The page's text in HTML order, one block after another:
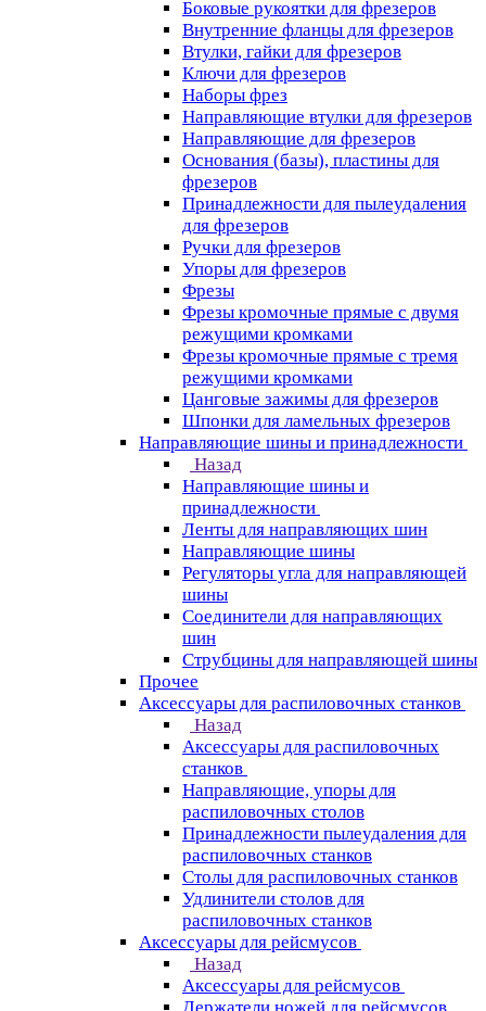
Боковые рукоятки для фрезеров
Внутренние фланцы для фрезеров
Втулки, гайки для фрезеров
Ключи для фрезеров
Наборы фрез
Направляющие втулки для фрезеров
Направляющие для фрезеров
Основания (базы), пластины для
фрезеров
Принадлежности для пылеудаления
для фрезеров
Ручки для фрезеров
Упоры для фрезеров
Фрезы
Фрезы кромочные прямые с двумя
режущими кромками
Фрезы кромочные прямые с тремя
режущими кромками
Цанговые зажимы для фрезеров
Шпонки для ламельных фрезеров
Направляющие шины и принадлежности
Назад
Направляющие шины и
принадлежности
Ленты для направляющих шин
Направляющие шины
Регуляторы угла для направляющей
шины
Соединители для направляющих
шин
Струбцины для направляющей шины
Прочее
Аксессуары для распиловочных станков
Назад
Аксессуары для распиловочных
станков
Направляющие, упоры для
распиловочных столов
Принадлежности пылеудаления для
распиловочных станков
Столы для распиловочных станков
Удлинители столов для
распиловочных станков
Аксессуары для рейсмусов
Назад
Аксессуары для рейсмусов